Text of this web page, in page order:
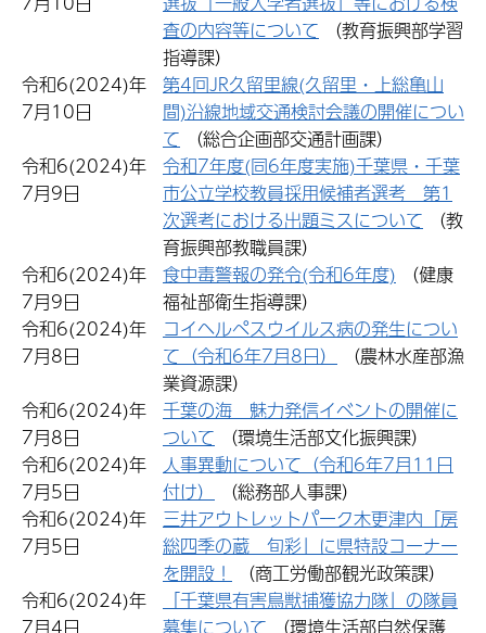
査の内容等について （教育振興部学習
指導課）
令和6(2024)年
7月10日
第4回JR久留里線(久留里・上総亀山
間)沿線地域交通検討会議の開催につい
て （総合企画部交通計画課）
令和6(2024)年
7月9日
令和7年度(同6年度実施)千葉県・千葉
市公立学校教員採用候補者選考 第1
次選考における出題ミスについて （教
育振興部教職員課）
令和6(2024)年
7月9日
食中毒警報の発令(令和6年度) （健康
福祉部衛生指導課）
令和6(2024)年
7月8日
コイヘルペスウイルス病の発生につい
て（令和6年7月8日）
（農林水産部漁
業資源課）
令和6(2024)年
7月8日
千葉の海 魅力発信イベントの開催に
ついて （環境生活部文化振興課）
令和6(2024)年
7月5日
人事異動について（令和6年7月11日
付け）
（総務部人事課）
令和6(2024)年
7月5日
三井アウトレットパーク木更津内「房
総四季の蔵 旬彩」に県特設コーナー
を開設！
（商工労働部観光政策課）
令和6(2024)年
7月4日
「千葉県有害鳥獣捕獲協力隊」の隊員
募集について （環境生活部自然保護